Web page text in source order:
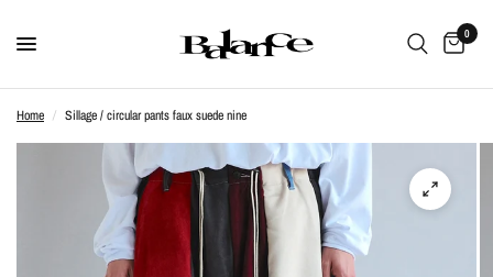
0
Home / Sillage / circular pants faux suede nine